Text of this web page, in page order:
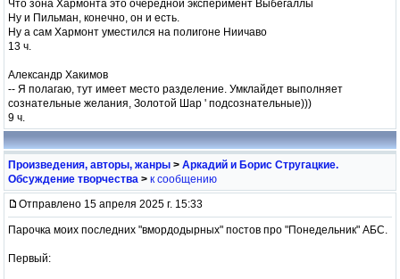
Что зона Хармонта это очередной эксперимент Выбегаллы
Ну и Пильман, конечно, он и есть.
Ну а сам Хармонт уместился на полигоне Ниичаво
13 ч.
Александр Хакимов
-- Я полагаю, тут имеет место разделение. Умклайдет выполняет
сознательные желания, Золотой Шар ' подсознательные)))
9 ч.
Произведения, авторы, жанры > Аркадий и Борис Стругацкие.
Обсуждение творчества > к сообщению
Отправлено 15 апреля 2025 г. 15:33
Парочка моих последних "вмордодырных" постов про "Понедельник" АБС.
Первый: